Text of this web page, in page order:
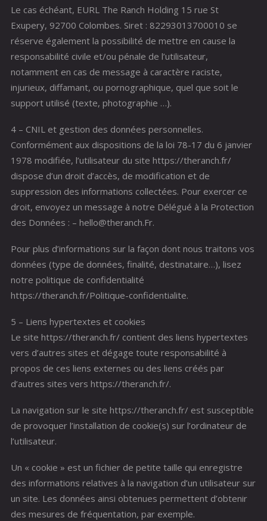
Le cas échéant, EURL The Ranch Holding 15 rue St
Exupery, 92700 Colombes. Siret : 82293013700010 se
réserve également la possibilité de mettre en cause la
responsabilité civile et/ou pénale de l’utilisateur,
notamment en cas de message à caractère raciste,
injurieux, diffamant, ou pornographique, quel que soit le
support utilisé (texte, photographie …).
4 – CNIL et gestion des données personnelles.
Conformément aux dispositions de la loi 78-17 du 6 janvier
1978 modifiée, l’utilisateur du site https://theranch.fr/
dispose d’un droit d’accès, de modification et de
suppression des informations collectées. Pour exercer ce
droit, envoyez un message à notre Délégué à la Protection
des Données : – hello@theranch.Fr.
Pour plus d’informations sur la façon dont nous traitons vos
données (type de données, finalité, destinataire…), lisez
notre politique de confidentialité
https://theranch.fr/Politique-confidentialite.
5 – Liens hypertextes et cookies
Le site https://theranch.fr/ contient des liens hypertextes
vers d’autres sites et dégage toute responsabilité à
propos de ces liens externes ou des liens créés par
d’autres sites vers https://theranch.fr/.
La navigation sur le site https://theranch.fr/ est susceptible
de provoquer l’installation de cookie(s) sur l’ordinateur de
l’utilisateur.
Un « cookie » est un fichier de petite taille qui enregistre
des informations relatives à la navigation d’un utilisateur sur
un site. Les données ainsi obtenues permettent d’obtenir
des mesures de fréquentation, par exemple.